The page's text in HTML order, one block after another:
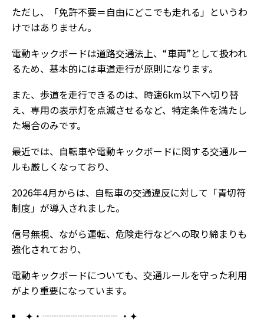
ただし、「免許不要＝自由にどこでも走れる」というわ
けではありません。
電動キックボードは道路交通法上、“車両”として扱われ
るため、基本的には車道走行が原則になります。
また、歩道を走行できるのは、時速6km以下へ切り替
え、専用の表示灯を点滅させるなど、特定条件を満たし
た場合のみです。
最近では、自転車や電動キックボードに関する交通ルー
ルも厳しくなっており、
2026年4月からは、自転車の交通違反に対して「青切符
制度」が導入されました。
信号無視、ながら運転、危険走行などへの取り締まりも
強化されており、
電動キックボードについても、交通ルールを守った利用
がより重要になっています。
✦・┈┈┈┈┈┈┈┈ ・✦